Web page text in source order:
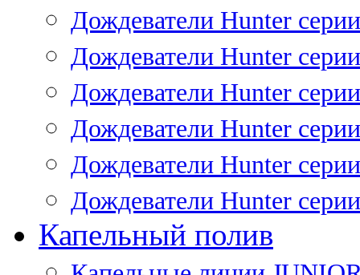
Дождеватели Hunter
Дождеватели Hunter
Дождеватели Hunter
Дождеватели Hunter
Дождеватели Hunter
Дождеватели Hunter
Капельный полив